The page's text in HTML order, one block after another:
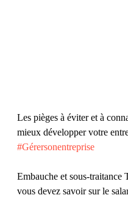
Les pièges à éviter et à
mieux développer votre
#Gérersonentreprise
Embauche et sous-traitance
vous devez savoir sur le